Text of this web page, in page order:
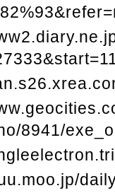
8941/